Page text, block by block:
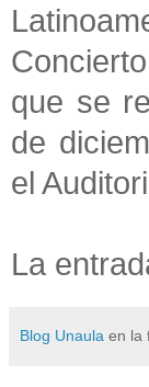
que se
de
el
La
Blog Unaula en la